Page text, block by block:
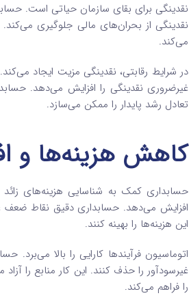
نقدینگی برای بقای سازمان حیاتی است.
نقدینگی از بحران‌های مالی جلوگیری
می‌کند.
در شرایط رقابتی، نقدینگی مزیت ایجاد
غیرضروری نقدینگی را افزایش می‌دهد.
تعادل رشد پایدار را ممکن می‌سازد.
کاهش هزینه‌ها و
حسابداری کمک به شناسایی هزینه‌های
افزایش می‌دهد. حسابداری دقیق نقاط ضعف
این هزینه‌ها را بهینه کنند.
اتوماسیون فرآیندها کارایی را بالا
غیرسودآور را حذف کنند. این کار منابع را
را فراهم می‌کند.